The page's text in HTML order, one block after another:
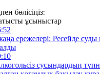
бөлісіңіз:
ұсыныстар
ережелері: Ресейде суды
сусындардың